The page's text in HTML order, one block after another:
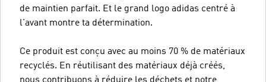
de maintien parfait. Et le grand logo adidas centré à
l'avant montre ta détermination.
Ce produit est conçu avec au moins 70 % de matériaux
recyclés. En réutilisant des matériaux déjà créés,